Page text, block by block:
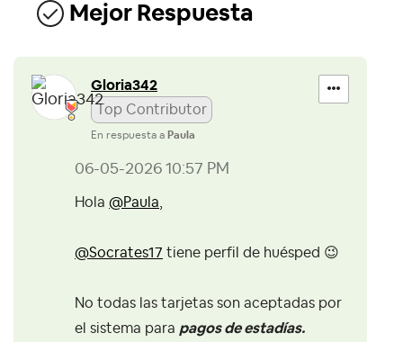
Mejor Respuesta
Gloria342
Top Contributor
En respuesta a Paula
‎06-05-2026 10:57 PM
Hola @Paula
@Socrates17 tiene perfil de huésped 😉
No todas las tarjetas son aceptadas por
el sistema para pagos de estadías.